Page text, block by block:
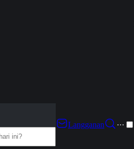
Langganan
···